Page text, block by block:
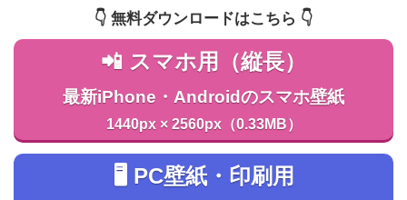
👇️ 無料ダウンロードはこちら 👇️
📲 スマホ用（縦長）
最新iPhone・Androidのスマホ壁紙
1440px × 2560px（0.33MB）
🖥️ PC壁紙・印刷用